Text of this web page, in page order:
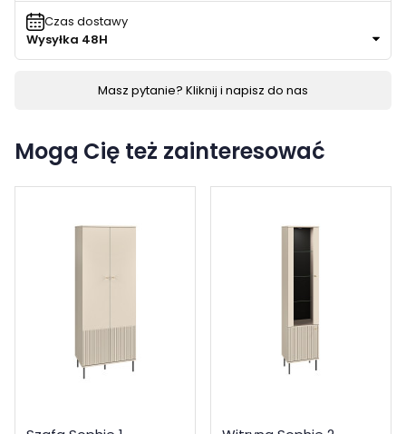
Czas dostawy
Wysyłka 48H
Masz pytanie? Kliknij i napisz do nas
Mogą Cię też zainteresować